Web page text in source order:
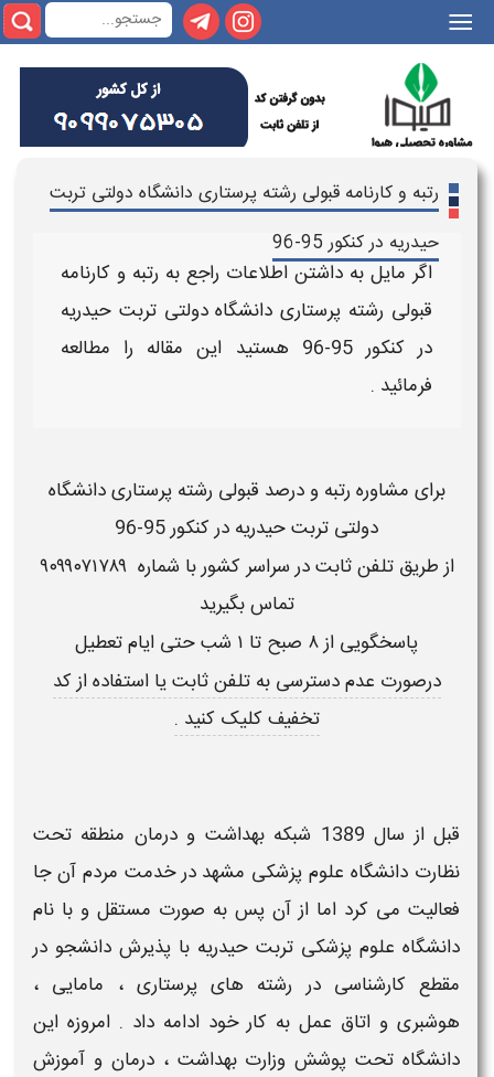
|||
رتبه و کارنامه قبولی رشته پرستاری دانشگاه دولتی تربت
حیدریه در کنکور 95-96
اگر مایل به داشتن اطلاعات راجع به رتبه و کارنامه
قبولی رشته پرستاری دانشگاه دولتی تربت حیدریه
در کنکور 95-96
هستید این مقاله را مطالعه
فرمائید .
برای مشاوره رتبه و درصد قبولی رشته پرستاری دانشگاه
دولتی تربت حیدریه در کنکور 95-96
از طریق تلفن ثابت در سراسر کشور با شماره ۹۰۹۹۰۷۱۷۸۹
تماس بگیرید
پاسخگویی از ۸ صبح تا ۱ شب حتی ایام تعطیل
درصورت عدم دسترسی به تلفن ثابتیا استفاده ازکد
تخفیف کلیک کنید .
قبل از سال 1389 شبکه بهداشت و درمان منطقه تحت
نظارت دانشگاه علوم پزشکی مشهد در خدمت مردم آن جا
فعالیت می کرد اما از آن پس به صورت مستقل و با نام
دانشگاه علوم پزشکی تربت حیدریه با پذیرش دانشجو در
مقطع کارشناسی در رشته های پرستاری ، مامایی ،
هوشبری و اتاق عمل به کار خود ادامه داد . امروزه این
دانشگاه تحت پوشش وزارت بهداشت ، درمان و آموزش